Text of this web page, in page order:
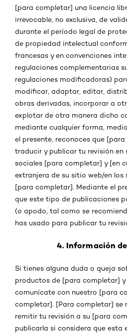
[para completar] una licencia
irrevocable, no exclusiva, de
durante el período legal de
de propiedad intelectual
francesas y en convenciones
regulaciones complementarias
regulaciones modificadoras)
modificar, adaptar, editar,
obras derivadas, incorporar a
explotar de otra manera dicho
mediante cualquier forma,
el presente, reconoces que
traducir y publicar tu revisión en
sociales [para completar] y [en
extranjera de su sitio web/en los
[para completar]. Mediante el
que este tipo de publicaciones
(o apodo, tal como se
has usado para publicar tu
4. Información
Si tienes alguna duda o queja
productos de [para completar] y
comunícate con nuestro [para
completar]. [Para completar] se
remitir tu revisión a su [para
publicarla si considera que esta